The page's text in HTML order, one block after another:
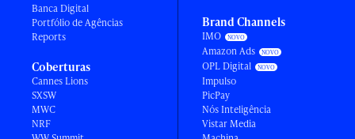
Banca Digital
Portfólio de Agências
Reports
Coberturas
Cannes Lions
SXSW
MWC
NRF
Brand Channels
IMO
Amazon Ads
OPL Digital
Impulso
PicPay
Nós Inteligência
Vistar Media